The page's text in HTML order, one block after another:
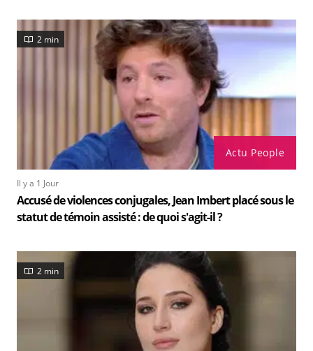
Actu People
2 min
Il y a 1 Jour
Accusé de violences conjugales, Jean Imbert placé sous le
statut de témoin assisté : de quoi s'agit-il ?
2 min